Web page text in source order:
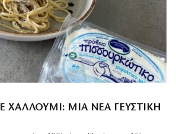
ΧΑΛΛΟΎΜΙ: ΜΙΑ ΝΈΑ ΓΕΥΣΤΙΚΉ